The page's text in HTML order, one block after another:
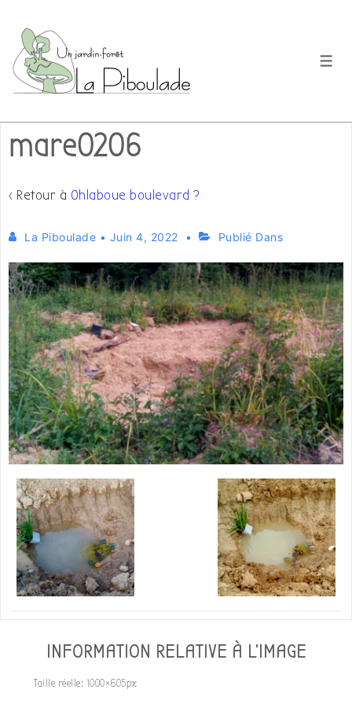
passer
contenu
principal
mare0206
‹ Retour à Ohlaboue boulevard ?
La Piboulade • Juin 4, 2022 Publié Dans
INFORMATION RELATIVE À L'IMAGE
Taille réelle: 1000×605px